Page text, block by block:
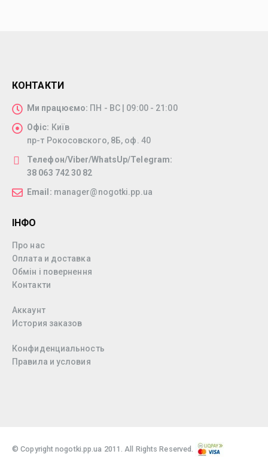
КОНТАКТИ
Ми працюємо: ПН - ВС | 09:00 - 21:00
Офіс: Київ
пр-т Рокосовского, 8Б, оф. 40
Телефон/Viber/WhatsUp/Telegram:
38 063 742 30 82
Email: manager@nogotki.pp.ua
ІНФО
Про нас
Оплата и доставка
Обмін і повернення
Контакти
Аккаунт
История заказов
Конфиденциальность
Правила и условия
© Copyright nogotki.pp.ua 2011. All Rights Reserved.